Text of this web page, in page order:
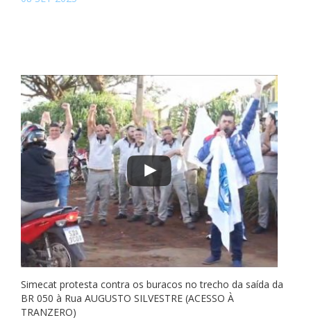
Simecat protesta contra os buracos no trecho da saída da
BR 050 à Rua AUGUSTO SILVESTRE (ACESSO À
TRANZERO)